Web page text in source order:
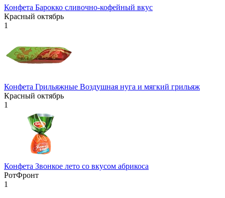
Конфета Барокко сливочно-кофейный вкус
Красный октябрь
1
Конфета Грильяжные Воздушная нуга и мягкий грильяж
Красный октябрь
1
Конфета Звонкое лето со вкусом абрикоса
РотФронт
1